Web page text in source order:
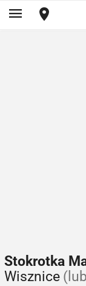
Stokrotka
Wisznice